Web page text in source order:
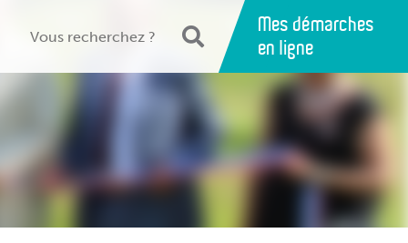
Mes démarches
en ligne